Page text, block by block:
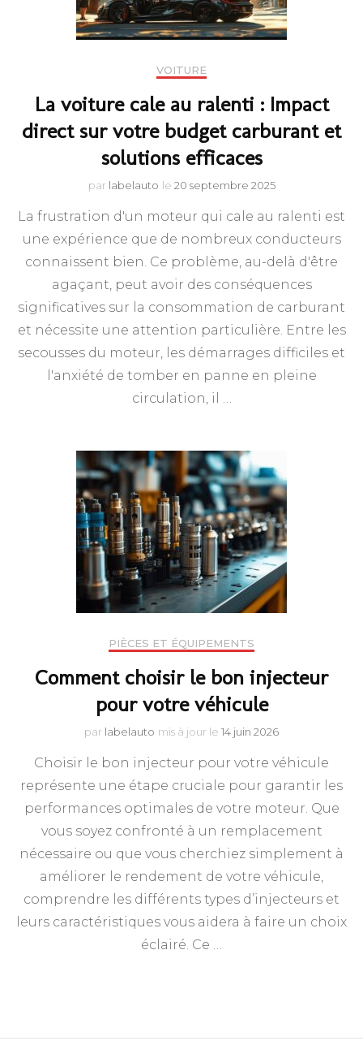
VOITURE
La voiture cale au ralenti : Impact
direct sur votre budget carburant et
solutions efficaces
par labelauto le 20 septembre 2025
La frustration d'un moteur qui cale au ralenti est
une expérience que de nombreux conducteurs
connaissent bien. Ce problème, au-delà d'être
agaçant, peut avoir des conséquences
significatives sur la consommation de carburant
et nécessite une attention particulière. Entre les
secousses du moteur, les démarrages difficiles et
l'anxiété de tomber en panne en pleine
circulation, il …
PIÈCES ET ÉQUIPEMENTS
Comment choisir le bon injecteur
pour votre véhicule
par labelauto mis à jour le 14 juin 2026
Choisir le bon injecteur pour votre véhicule
représente une étape cruciale pour garantir les
performances optimales de votre moteur. Que
vous soyez confronté à un remplacement
nécessaire ou que vous cherchiez simplement à
améliorer le rendement de votre véhicule,
comprendre les différents types d’injecteurs et
leurs caractéristiques vous aidera à faire un choix
éclairé. Ce …